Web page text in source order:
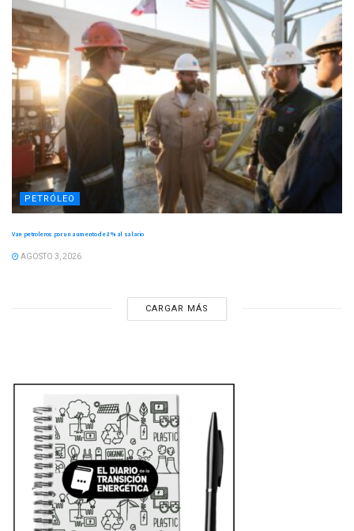
PETRÓLEO
Van petroleros por un aumento de 8 % al salario
AGOSTO 3, 2026
CARGAR MÁS